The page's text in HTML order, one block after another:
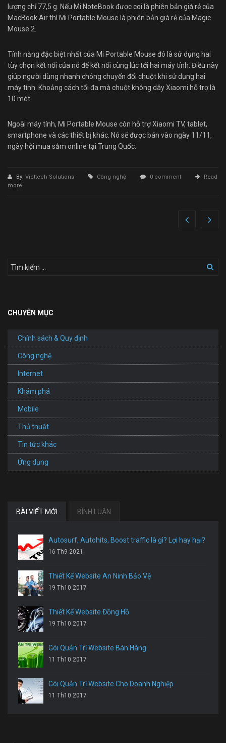
lượng chỉ 77,5 g. Nếu Mi NoteBook được coi là phiên bản giá rẻ của
MacBook Air thì Mi Portable Mouse là phiên bản giá rẻ của Magic
Mouse 2.
Tính năng đặc biệt nhất của Mi Portable Mouse đó là sử dụng hai
tùy chọn kết nối của nó để kết nối cùng lúc tới hai máy tính. Điều này
giúp người dùng nhanh chóng chuyển đổi chuột khi sử dụng hai
máy tính. Khoảng cách tối đa mà chuột không dây Xiaomi hỗ trợ là
10 mét.
Ngoài máy tính, Mi Portable Mouse còn hỗ trợ Xiaomi TV, tablet,
smartphone và các thiết bị khác. Nó sẽ được bán vào ngày 11/11,
ngày hội mua sắm online tại Trung Quốc.
By: Viettech Solutions Công nghệ 0 comment
Read
more
CHUYÊN MỤC
Chính sách & Quy định
Công nghệ
Internet
Khám phá
Mobile
Thủ thuật
Tin tức khác
Ứng dụng
BÀI VIẾT MỚI BÌNH LUẬN
Autosurf, Autohits, Boost traffic là gì? Lợi hay hại?
16 Th9 2021
Thiết Kế Website An Ninh Bảo Vệ
19 Th10 2017
Thiết Kế Website Đồng Hồ
19 Th10 2017
Gói Quản Trị Website Bán Hàng
11 Th10 2017
Gói Quản Trị Website Cho Doanh Nghiệp
11 Th10 2017